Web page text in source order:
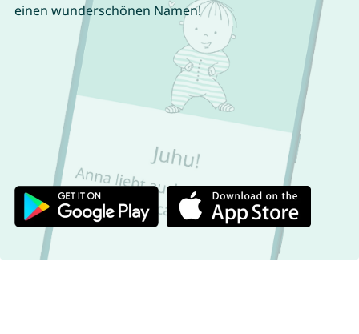
einen wunderschönen Namen!